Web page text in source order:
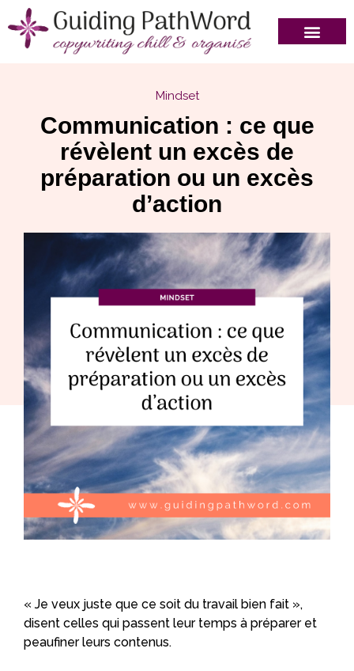
Mindset
Communication : ce que
révèlent un excès de
préparation ou un excès
d’action
« Je veux juste que ce soit du travail bien fait »,
disent celles qui passent leur temps à préparer et
peaufiner leurs contenus.